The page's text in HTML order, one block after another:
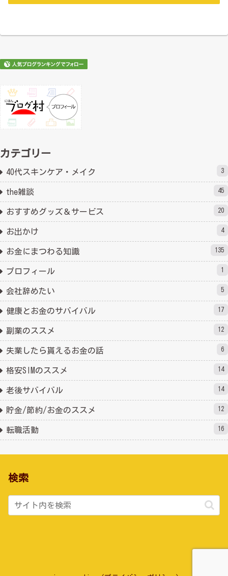
カテゴリー
40代スキンケア・メイク 3
the雑談 45
おすすめグッズ＆サービス 20
お出かけ 4
お金にまつわる知識 135
プロフィール 1
会社辞めたい 5
健康とお金のサバイバル 17
副業のススメ 12
失業したら貰えるお金の話 6
格安SIMのススメ 14
老後サバイバル 14
貯金/節約/お金のススメ 12
転職活動 16
検索